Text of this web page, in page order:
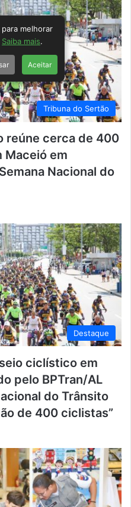
Tribuna do Sertão
reúne cerca de 400
em
Nacional do
Destaque
ciclístico em
pelo BPTran/AL
do Trânsito
de 400 ciclistas”
melhorar
Saiba mais.
Aceitar